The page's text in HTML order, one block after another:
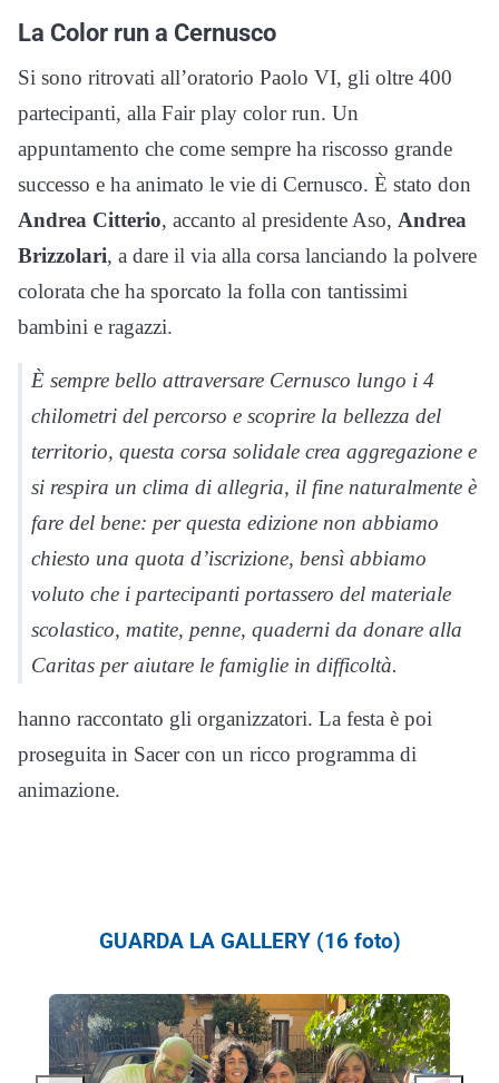
La Color run a Cernusco
Si sono ritrovati all’oratorio Paolo VI, gli oltre 400
partecipanti, alla Fair play color run. Un
appuntamento che come sempre ha riscosso grande
successo e ha animato le vie di Cernusco. È stato don
Andrea Citterio, accanto al presidente Aso, Andrea
Brizzolari, a dare il via alla corsa lanciando la polvere
colorata che ha sporcato la folla con tantissimi
bambini e ragazzi.
È sempre bello attraversare Cernusco lungo i 4
chilometri del percorso e scoprire la bellezza del
territorio, questa corsa solidale crea aggregazione e
si respira un clima di allegria, il fine naturalmente è
fare del bene: per questa edizione non abbiamo
chiesto una quota d’iscrizione, bensì abbiamo
voluto che i partecipanti portassero del materiale
scolastico, matite, penne, quaderni da donare alla
Caritas per aiutare le famiglie in difficoltà.
hanno raccontato gli organizzatori. La festa è poi
proseguita in Sacer con un ricco programma di
animazione.
GUARDA LA GALLERY (16 foto)